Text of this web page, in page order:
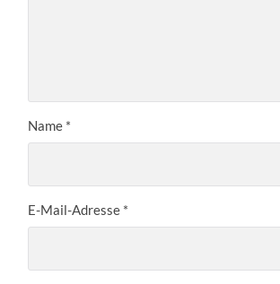
Name *
E-Mail-Adresse *